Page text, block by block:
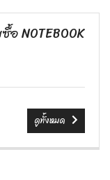
NOTEBOOK
ดูทั้งหมด